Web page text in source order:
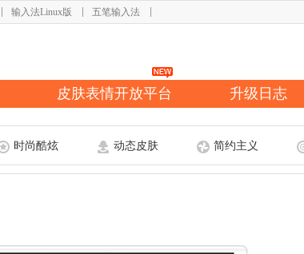
输入法Linux版 五笔输入法
皮肤表情开放平台 升级日志
时尚酷炫 动态皮肤 简约主义